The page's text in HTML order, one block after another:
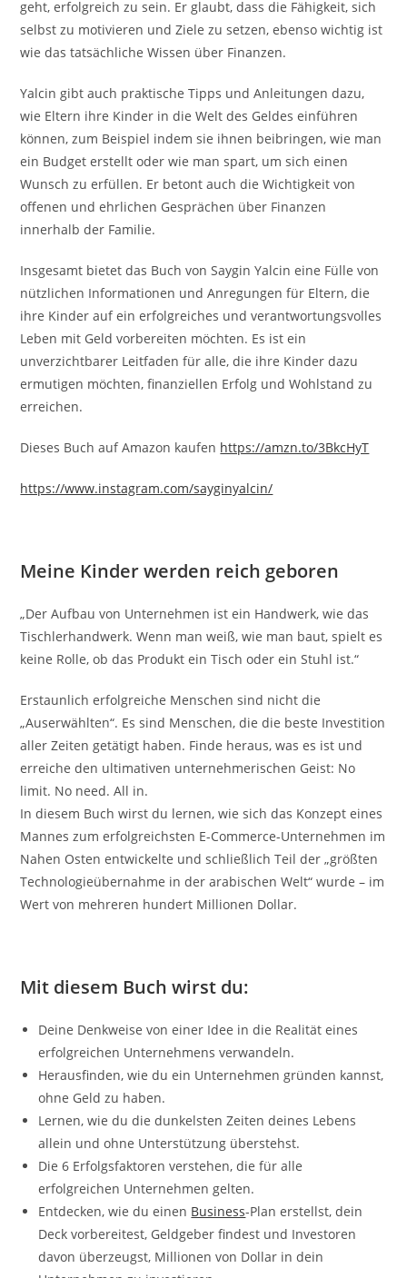
geht, erfolgreich zu sein. Er glaubt, dass die Fähigkeit, sich
selbst zu motivieren und Ziele zu setzen, ebenso wichtig ist
wie das tatsächliche Wissen über Finanzen.
Yalcin gibt auch praktische Tipps und Anleitungen dazu,
wie Eltern ihre Kinder in die Welt des Geldes einführen
können, zum Beispiel indem sie ihnen beibringen, wie man
ein Budget erstellt oder wie man spart, um sich einen
Wunsch zu erfüllen. Er betont auch die Wichtigkeit von
offenen und ehrlichen Gesprächen über Finanzen
innerhalb der Familie.
Insgesamt bietet das Buch von Saygin Yalcin eine Fülle von
nützlichen Informationen und Anregungen für Eltern, die
ihre Kinder auf ein erfolgreiches und verantwortungsvolles
Leben mit Geld vorbereiten möchten. Es ist ein
unverzichtbarer Leitfaden für alle, die ihre Kinder dazu
ermutigen möchten, finanziellen Erfolg und Wohlstand zu
erreichen.
Dieses Buch auf Amazon kaufen https://amzn.to/3BkcHyT
https://www.instagram.com/sayginyalcin/
Meine Kinder werden reich geboren
„Der Aufbau von Unternehmen ist ein Handwerk, wie das
Tischlerhandwerk. Wenn man weiß, wie man baut, spielt es
keine Rolle, ob das Produkt ein Tisch oder ein Stuhl ist.“
Erstaunlich erfolgreiche Menschen sind nicht die
„Auserwählten“. Es sind Menschen, die die beste Investition
aller Zeiten getätigt haben. Finde heraus, was es ist und
erreiche den ultimativen unternehmerischen Geist: No
limit. No need. All in.
In diesem Buch wirst du lernen, wie sich das Konzept eines
Mannes zum erfolgreichsten E-Commerce-Unternehmen im
Nahen Osten entwickelte und schließlich Teil der „größten
Technologieübernahme in der arabischen Welt“ wurde – im
Wert von mehreren hundert Millionen Dollar.
Mit diesem Buch wirst du:
Deine Denkweise von einer Idee in die Realität eines
erfolgreichen Unternehmens verwandeln.
Herausfinden, wie du ein Unternehmen gründen kannst,
ohne Geld zu haben.
Lernen, wie du die dunkelsten Zeiten deines Lebens
allein und ohne Unterstützung überstehst.
Die 6 Erfolgsfaktoren verstehen, die für alle
erfolgreichen Unternehmen gelten.
Entdecken, wie du einen Business-Plan erstellst, dein
Deck vorbereitest, Geldgeber findest und Investoren
davon überzeugst, Millionen von Dollar in dein